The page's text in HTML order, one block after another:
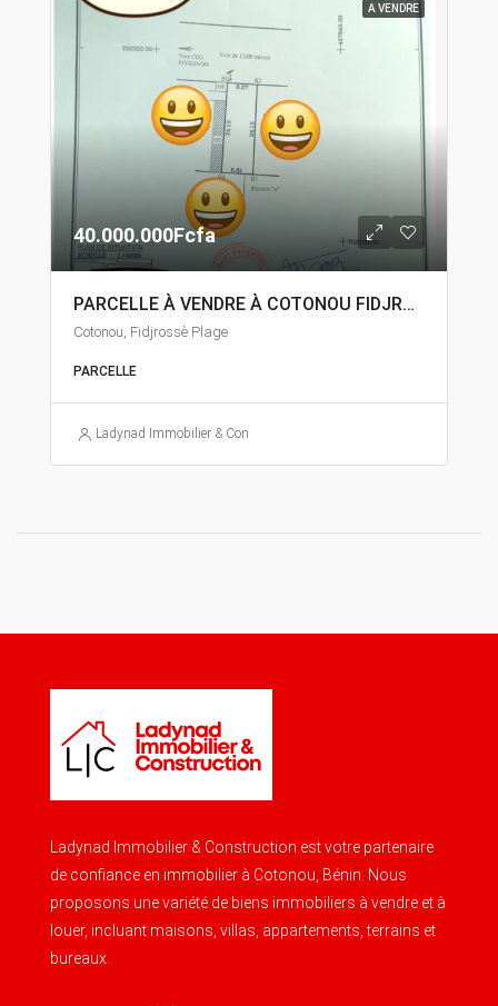
A VENDRE
40.000.000Fcfa
PARCELLE À VENDRE À COTONOU FIDJROSSÈ
Cotonou, Fidjrossè Plage
PARCELLE
Ladynad Immobilier & Construction
Ladynad Immobilier & Construction est votre partenaire
de confiance en immobilier à Cotonou, Bénin. Nous
proposons une variété de biens immobiliers à vendre et à
louer, incluant maisons, villas, appartements, terrains et
bureaux.